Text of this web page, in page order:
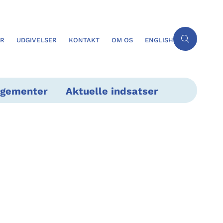
UDGIVELSER KONTAKT OM OS ENGLISH
Aktuelle indsatser